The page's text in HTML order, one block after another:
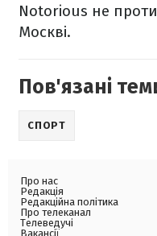
Notorious не
Москві.
Пов'язані
СПОРТ
Про нас
Редакція
Редакційна політика
Про телеканал
Телеведучі
Вакансії